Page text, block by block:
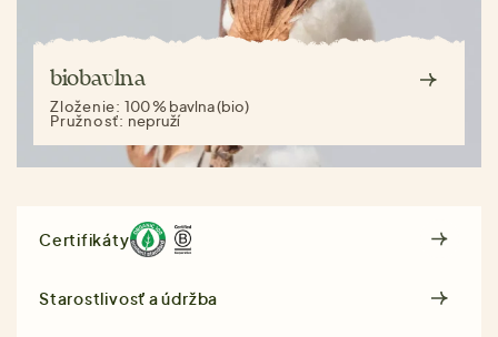
biobavlna
Zloženie: 100 % bavlna (bio)
Pružnosť: nepruží
Certifikáty
Starostlivosť a údržba